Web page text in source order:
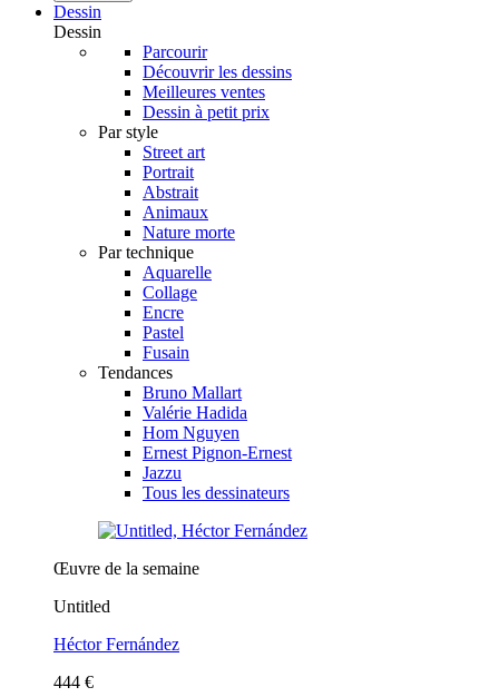
Dessin
Dessin
Parcourir
Découvrir les dessins
Meilleures ventes
Dessin à petit prix
Par style
Street art
Portrait
Abstrait
Animaux
Nature morte
Par technique
Aquarelle
Collage
Encre
Pastel
Fusain
Tendances
Bruno Mallart
Valérie Hadida
Hom Nguyen
Ernest Pignon-Ernest
Jazzu
Tous les dessinateurs
Œuvre de la semaine
Untitled
Héctor Fernández
444 €